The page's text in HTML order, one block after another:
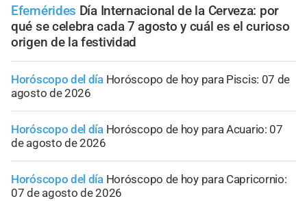
Efemérides Día Internacional de la Cerveza: por
qué se celebra cada 7 agosto y cuál es el curioso
origen de la festividad
Horóscopo del día Horóscopo de hoy para Piscis: 07 de
agosto de 2026
Horóscopo del día Horóscopo de hoy para Acuario: 07
de agosto de 2026
Horóscopo del día Horóscopo de hoy para Capricornio:
07 de agosto de 2026